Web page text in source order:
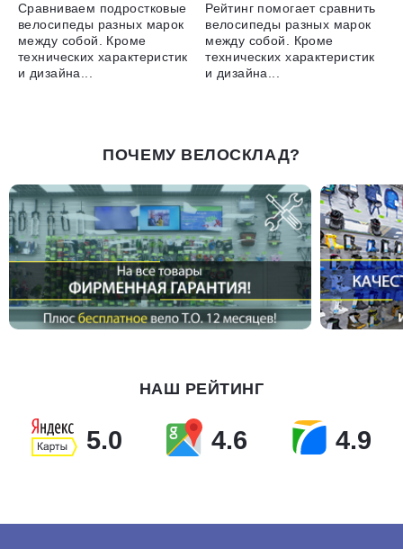
Сравниваем подростковые
велосипеды разных марок
между собой. Кроме
технических характеристик
и дизайна...
Рейтинг помогает сравнить
велосипеды разных марок
между собой. Кроме
технических характеристик
и дизайна...
ПОЧЕМУ ВЕЛОСКЛАД?
НАШ РЕЙТИНГ
5.0 4.6 4.9